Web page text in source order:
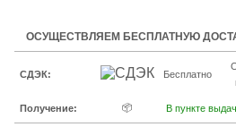
ОСУЩЕСТВЛЯЕМ БЕСПЛАТНУЮ
СДЭК: Бесплатно
Получение: 📦 В пункте